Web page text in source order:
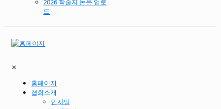
2026 학술지 논문 업로
드
✕
홈페이지
협회소개
인사말